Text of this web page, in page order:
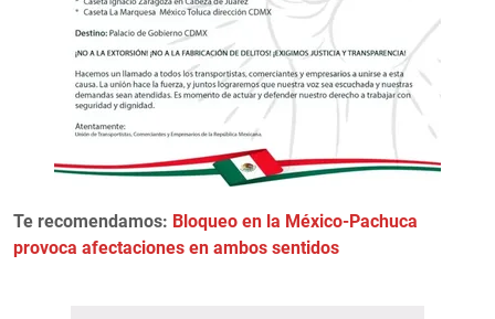
Te recomendamos: Bloqueo en la México-Pachuca
provoca afectaciones en ambos sentidos